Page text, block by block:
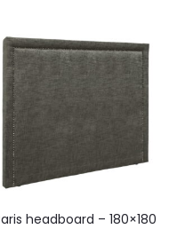
paris headboard – 180×180